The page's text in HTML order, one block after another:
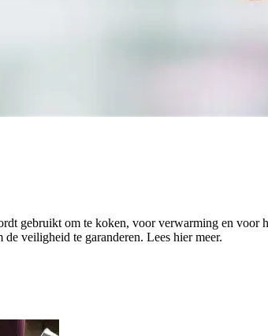
gebruikt om te koken, voor verwarming en voor
veiligheid te garanderen. Lees hier meer.